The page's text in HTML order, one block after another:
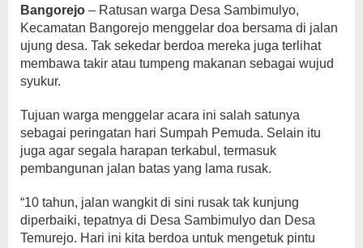
Bangorejo – Ratusan warga Desa Sambimulyo,
Kecamatan Bangorejo menggelar doa bersama di jalan
ujung desa. Tak sekedar berdoa mereka juga terlihat
membawa takir atau tumpeng makanan sebagai wujud
syukur.
Tujuan warga menggelar acara ini salah satunya
sebagai peringatan hari Sumpah Pemuda. Selain itu
juga agar segala harapan terkabul, termasuk
pembangunan jalan batas yang lama rusak.
“10 tahun, jalan wangkit di sini rusak tak kunjung
diperbaiki, tepatnya di Desa Sambimulyo dan Desa
Temurejo. Hari ini kita berdoa untuk mengetuk pintu